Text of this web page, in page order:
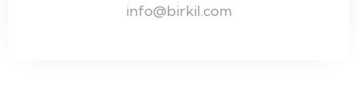
info@birkil.com